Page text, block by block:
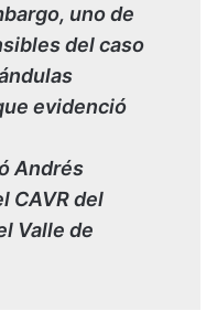
uno de
del caso
evidenció
Andrés
CAVR del
Valle de